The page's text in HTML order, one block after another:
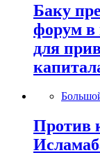
Баку
форум в
для
Против